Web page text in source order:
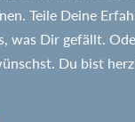
Teile Deine
was Dir gefällt.
Du bist